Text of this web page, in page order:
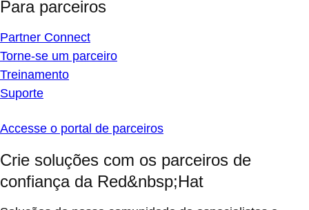
Para parceiros
Partner Connect
Torne-se um parceiro
Treinamento
Suporte
Accesse o portal de parceiros
Crie soluções com os parceiros de
confiança da Red&nbsp;Hat